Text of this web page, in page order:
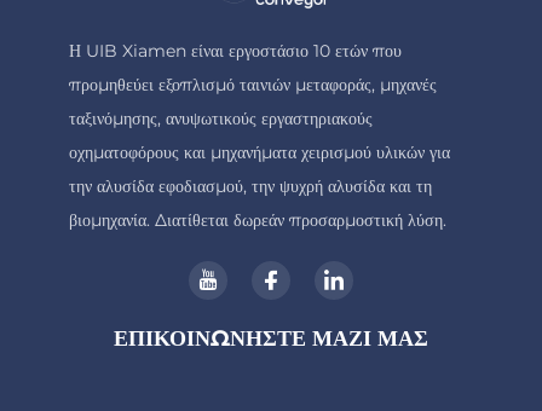
Η UIB Xiamen είναι εργοστάσιο 10 ετών που
προμηθεύει εξοπλισμό ταινιών μεταφοράς, μηχανές
ταξινόμησης, ανυψωτικούς εργαστηριακούς
οχηματοφόρους και μηχανήματα χειρισμού υλικών για
την αλυσίδα εφοδιασμού, την ψυχρή αλυσίδα και τη
βιομηχανία. Διατίθεται δωρεάν προσαρμοστική λύση.
ΕΠΙΚΟΙΝΩΝΗΣΤΕ ΜΑΖΙ ΜΑΣ